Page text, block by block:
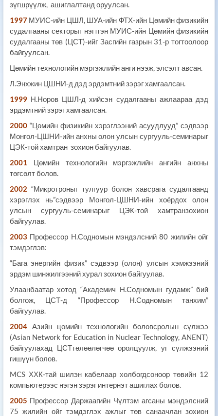
зүгшрүүлж, ашиглалтанд оруулсан.
1997МУИС-ийн ЦШЛ, ШУА-ийн ФТХ-ийн Цөмийн физикийн
судалгааны секторыг нэгтгэн МУИС-ийн Цөмийн физикийн
судалгааны төв (ЦСТ)-ийг Засгийн газрын 31-р тогтоолоор
байгуулсан.
Цөмийн технологийн мэргэжлийн анги нээж, элсэлт авсан.
Л.Энхжин ЦШНИ-д дэд эрдэмтний зэрэг хамгаалсан.
1999Н.Норов ЦШЛ-д хийсэн судалгааны ажлаараа дэд
эрдэмтний зэрэг хамгаалсан.
2000“Цөмийн физикийн хэрэглээний асуудлууд” сэдвээр
Монгол-ЦШНИ-ийн анхны олон улсын сургууль-семинарыг
ЦЭК-той хамтран зохион байгуулав.
2001 Цөмийн технологийн мэргэжлийн ангийн анхны
төгсөлт болов.
2002 “Микротроныг тулгуур болон хавсрага судалгаанд
хэрэглэх нь”сэдвээр Монгол-ЦШНИ-ийн хоёрдох олон
улсын сургууль-семинарыг ЦЭК-той хамтранзохион
байгуулав.
2003Профессор Н.Содномын мэндэлсний 80 жилийн ойг
тэмдэглэв:
“Бага энергийн физик” сэдвээр (олон) улсын хэмжээний
эрдэм шинжилгээний хурал зохион байгуулав.
Улаанбаатар хотод “Академич Н.Содномын гудамж” бий
болгож, ЦСТ-д “Профессор Н.Содномын танхим”
байгуулав.
2004Азийн цөмийн технологийн боловсролын сүлжээ
(Asian Network for Education in Nuclear Technology, ANENT)
байгуулахад ЦСТтөлөөлөгчөө оролцуулж, уг сүлжээний
гишүүн болов.
MCS ХХК-тай шилэн кабелаар холбогдсоноор төвийн 12
компьютерээс нэгэн зэрэг интернэт ашиглах болов.
2005 Профессор Даржаагийн Чүлтэм агсаны мэндэлсний
75 жилийн ойг тэмдэглэх ажлыг төв санаачлан зохион